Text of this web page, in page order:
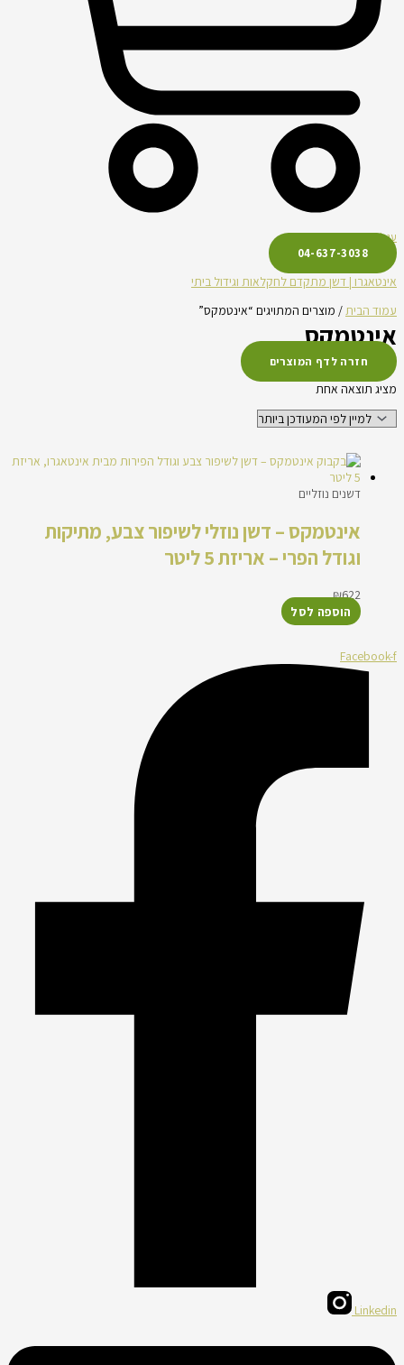
עגלת קניות
04-637-3038
אינטאגרו | דשן מתקדם לחקלאות וגידול ביתי
עמוד הבית/ מוצרים המתויגים “אינטמקס”
אינטמקס
חזרה לדף המוצרים
מציג תוצאה אחת
דשנים נוזליים
אינטמקס – דשן נוזלי לשיפור צבע, מתיקות
וגודל הפרי – אריזת 5 ליטר
₪622
הוספה לסל
Facebook-f
Linkedin